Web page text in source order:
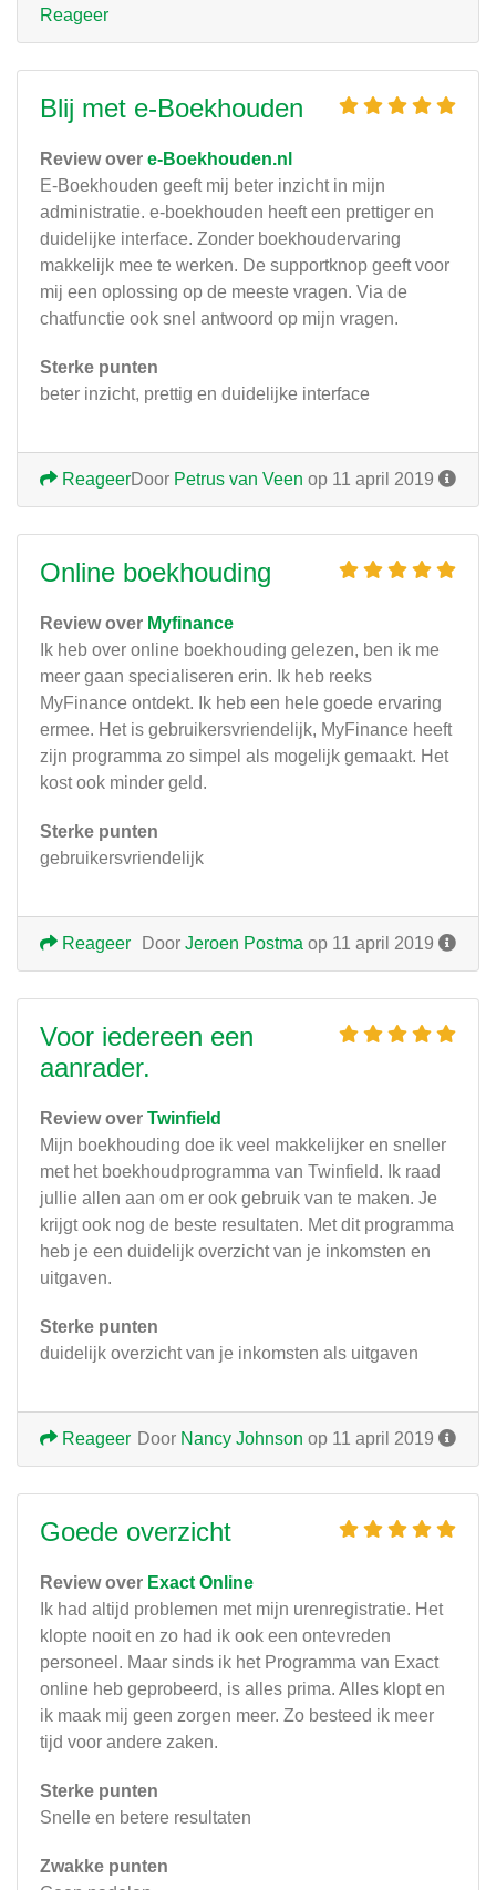
Reageer
Blij met e-Boekhouden
Review over e-Boekhouden.nl
E-Boekhouden geeft mij beter inzicht in mijn
administratie. e-boekhouden heeft een prettiger en
duidelijke interface. Zonder boekhoudervaring
makkelijk mee te werken. De supportknop geeft voor
mij een oplossing op de meeste vragen. Via de
chatfunctie ook snel antwoord op mijn vragen.
Sterke punten
beter inzicht, prettig en duidelijke interface
Door Petrus van Veen op 11 april 2019
Reageer
Online boekhouding
Review over Myfinance
Ik heb over online boekhouding gelezen, ben ik me
meer gaan specialiseren erin. Ik heb reeks
MyFinance ontdekt. Ik heb een hele goede ervaring
ermee. Het is gebruikersvriendelijk, MyFinance heeft
zijn programma zo simpel als mogelijk gemaakt. Het
kost ook minder geld.
Sterke punten
gebruikersvriendelijk
Door Jeroen Postma op 11 april 2019
Reageer
Voor iedereen een
aanrader.
Review over Twinfield
Mijn boekhouding doe ik veel makkelijker en sneller
met het boekhoudprogramma van Twinfield. Ik raad
jullie allen aan om er ook gebruik van te maken. Je
krijgt ook nog de beste resultaten. Met dit programma
heb je een duidelijk overzicht van je inkomsten en
uitgaven.
Sterke punten
duidelijk overzicht van je inkomsten als uitgaven
Door Nancy Johnson op 11 april 2019
Reageer
Goede overzicht
Review over Exact Online
Ik had altijd problemen met mijn urenregistratie. Het
klopte nooit en zo had ik ook een ontevreden
personeel. Maar sinds ik het Programma van Exact
online heb geprobeerd, is alles prima. Alles klopt en
ik maak mij geen zorgen meer. Zo besteed ik meer
tijd voor andere zaken.
Sterke punten
Snelle en betere resultaten
Zwakke punten